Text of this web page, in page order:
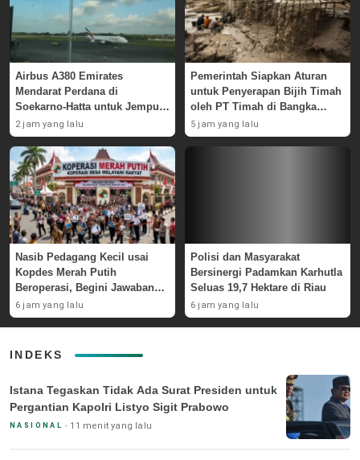
Airbus A380 Emirates
Mendarat Perdana di
Soekarno-Hatta untuk Jemput
Skuad AC Milan
2 jam yang lalu
Pemerintah Siapkan Aturan
untuk Penyerapan Bijih Timah
oleh PT Timah di Bangka
Belitung
5 jam yang lalu
Nasib Pedagang Kecil usai
Kopdes Merah Putih
Beroperasi, Begini Jawaban
Pemerintah
6 jam yang lalu
Polisi dan Masyarakat
Bersinergi Padamkan Karhutla
Seluas 19,7 Hektare di Riau
6 jam yang lalu
INDEKS
Istana Tegaskan Tidak Ada Surat Presiden untuk
Pergantian Kapolri Listyo Sigit Prabowo
NASIONAL 11 menit yang lalu